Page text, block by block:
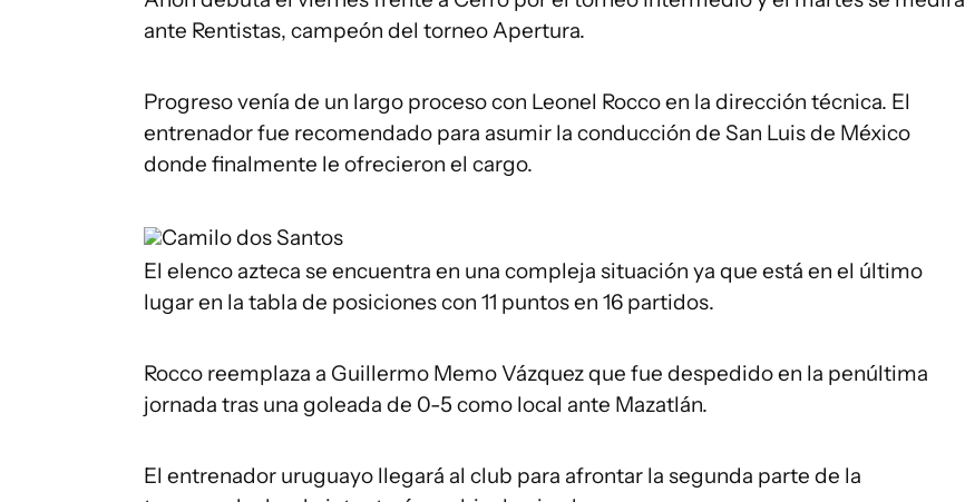
ante Rentistas, campeón del torneo Apertura.
Progreso venía de un largo proceso con Leonel Rocco en la dirección técnica. El
entrenador fue recomendado para asumir la conducción de San Luis de México
donde finalmente le ofrecieron el cargo.
Camilo dos Santos
El elenco azteca se encuentra en una compleja situación ya que está en el último
lugar en la tabla de posiciones con 11 puntos en 16 partidos.
Rocco reemplaza a Guillermo Memo Vázquez que fue despedido en la penúltima
jornada tras una goleada de 0-5 como local ante Mazatlán.
El entrenador uruguayo llegará al club para afrontar la segunda parte de la